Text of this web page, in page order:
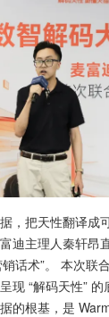
，把天性翻译成
迪主理人秦轩昂
话术”。 本次联
现 “解码天性”
的根基，是